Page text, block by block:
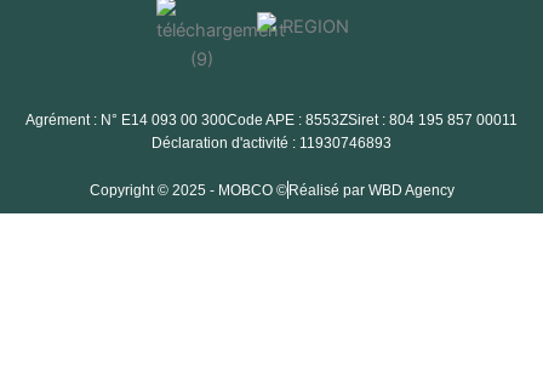
Agrément : N° E14 093 00 300Code APE : 8553ZSiret : 804 195 857 00011
Déclaration d'activité : 11930746893
Copyright © 2025 - MOBCO ©Réalisé par WBD Agency